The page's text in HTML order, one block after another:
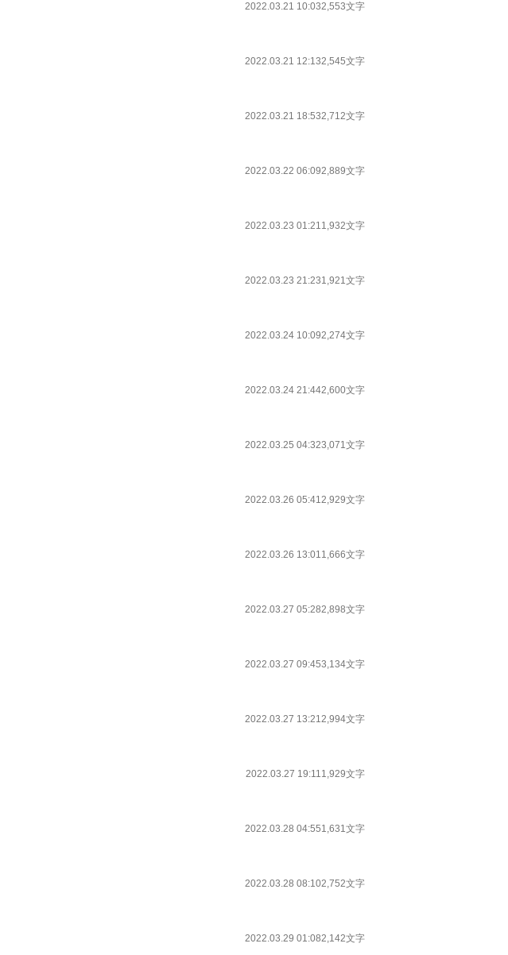
2022.03.21 10:032,553文字
2022.03.21 12:132,545文字
2022.03.21 18:532,712文字
2022.03.22 06:092,889文字
2022.03.23 01:211,932文字
2022.03.23 21:231,921文字
2022.03.24 10:092,274文字
2022.03.24 21:442,600文字
2022.03.25 04:323,071文字
2022.03.26 05:412,929文字
2022.03.26 13:011,666文字
2022.03.27 05:282,898文字
2022.03.27 09:453,134文字
2022.03.27 13:212,994文字
2022.03.27 19:111,929文字
2022.03.28 04:551,631文字
2022.03.28 08:102,752文字
2022.03.29 01:082,142文字